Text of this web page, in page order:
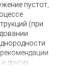
пустот,
(при
других